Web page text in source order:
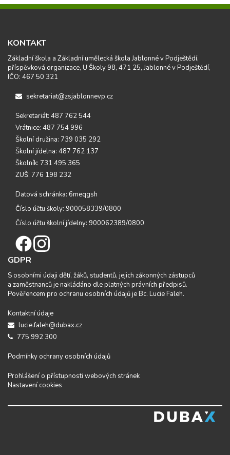
KONTAKT
Základní škola a Základní umělecká škola Jablonné v Podještědí,
příspěvková organizace, U Školy 98, 471 25, Jablonné v Podještědí,
IČO: 467 50 321
sekretariat@zsjablonnevp.cz
Sekretariát: 487 762 544
Vrátnice: 487 754 996
Školní družina: 739 035 292
Školní jídelna: 487 762 137
Školník: 731 495 365
ZUŠ: 776 198 232
Datová schránka: 6meqgsh
Číslo účtu školy: 900058339/0800
Číslo účtu školní jídelny: 900062389/0800
GDPR
S osobními údaji dětí, žáků, studentů, jejich zákonných zástupců
a zaměstnanců je nakládáno dle platných právních předpisů.
Pověřencem pro ochranu osobních údajů je Bc. Lucie Faleh.
Kontaktní údaje
lucie.faleh@dubax.cz
775 992 300
Podmínky ochrany osobních údajů
Prohlášení o přístupnosti webových stránek
Nastavení cookies